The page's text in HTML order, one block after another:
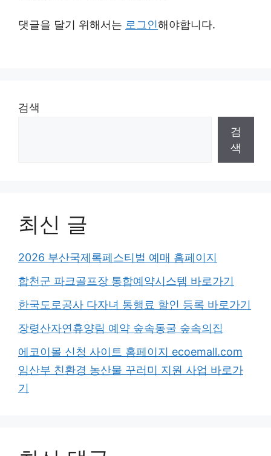
댓글을 달기 위해서는 로그인해야합니다.
검색
검
색
최신 글
2026 부산국제록페스티벌 예매 홈페이지
합천군 파크골프장 통합예약시스템 바로가기
한국도로공사 다자녀 통행료 할인 등록 바로가기
장령산자연휴양림 예약 숲속동굴 숲속의집
에코이몰 신청 사이트 홈페이지 ecoemall.com
임산부 친환경 농산물 꾸러미 지원 사업 바로가
기